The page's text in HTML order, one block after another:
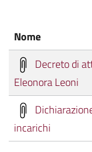
Nome
Decreto di
Eleonora Leoni
incarichi